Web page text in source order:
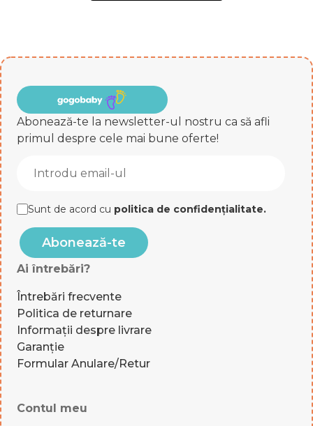
Abonează-te la newsletter-ul nostru ca să afli
primul despre cele mai bune oferte!
Sunt de acord cu politica de confidențialitate.
Abonează-te
Ai întrebări?
Întrebări frecvente
Politica de returnare
Informații despre livrare
Garanție
Formular Anulare/Retur
Contul meu